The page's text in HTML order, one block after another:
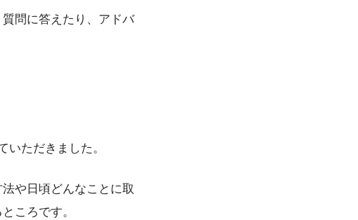
問に答えたり、アドバ
いただきました。
や日頃どんなことに取
ころです。